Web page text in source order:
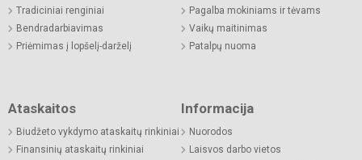
Tradiciniai renginiai
Bendradarbiavimas
Priėmimas į lopšelį-darželį
Pagalba mokiniams ir tėvams
Vaikų maitinimas
Patalpų nuoma
Ataskaitos
Biudžeto vykdymo ataskaitų rinkiniai
Finansinių ataskaitų rinkiniai
Informacija
Nuorodos
Laisvos darbo vietos